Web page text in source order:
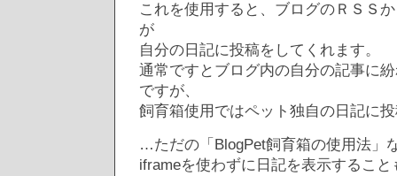
これを使用すると、ブログのＲＳＳ
が
自分の日記に投稿をしてくれます。
通常ですとブログ内の自分の記事に
ですが、
飼育箱使用ではペット独自の日記に
…ただの「BlogPet飼育箱の使用法」
iframeを使わずに日記を表示するこ